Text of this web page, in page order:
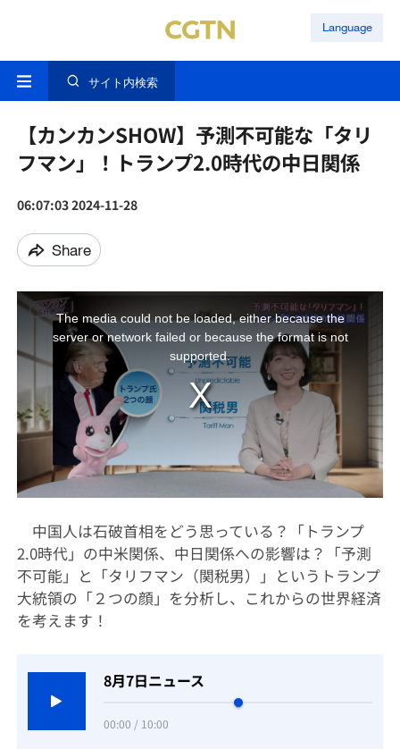
Language
サイト内検索
【カンカンSHOW】予測不可能な「タリ
フマン」！トランプ2.0時代の中日関係
06:07:03 2024-11-28
Share
window.
The media could not be loaded, either because the
server or network failed or because the format is not
supported.
中国人は石破首相をどう思っている？「トランプ
2.0時代」の中米関係、中日関係への影響は？「予測
不可能」と「タリフマン（関税男）」というトランプ
大統領の「２つの顔」を分析し、これからの世界経済
を考えます！
8月7日ニュース
00:00 / 10:00